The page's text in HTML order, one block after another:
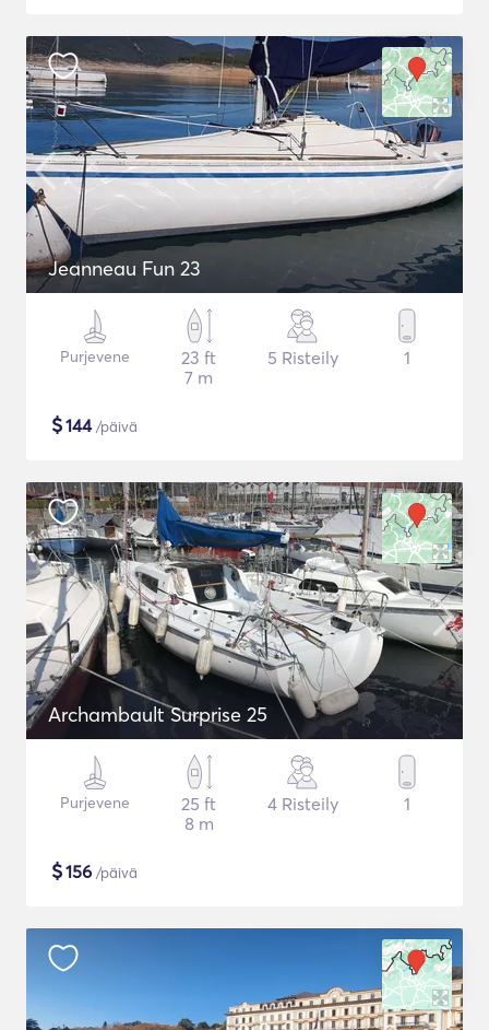
Jeanneau Fun 23
Purjevene
23 ft
7 m
5 Risteily 1
$144/päivä
Archambault Surprise 25
Purjevene
25 ft
8 m
4 Risteily 1
$156 /päivä